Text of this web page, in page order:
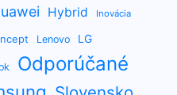
Hybrid Inovácia
Lenovo LG
Odporúčané